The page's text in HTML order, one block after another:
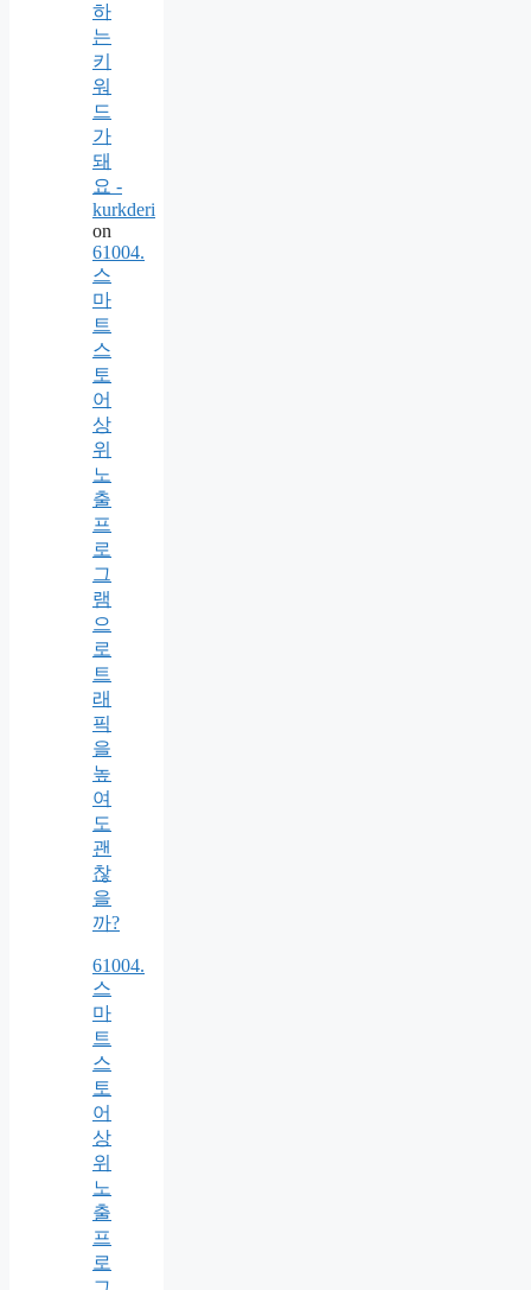
하
는
키
워
드
가
돼
요 -
kurkderi
on
61004.
스
마
트
스
토
어
상
위
노
출
프
로
그
램
으
로
트
래
픽
을
높
여
도
괜
찮
을
까?
61004.
스
마
트
스
토
어
상
위
노
출
프
로